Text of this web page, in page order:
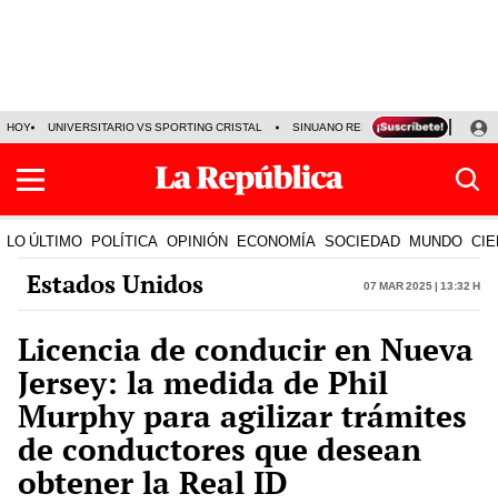
HOY UNIVERSITARIO VS SPORTING CRISTAL SINUANO RESULTADOS HOY
LO ÚLTIMO POLÍTICA OPINIÓN ECONOMÍA SOCIEDAD MUNDO
Estados Unidos 07 Mar 2025 | 13:32 h
Licencia de conducir en Nueva
Jersey: la medida de Phil
Murphy para agilizar trámites
de conductores que desean
obtener la Real ID